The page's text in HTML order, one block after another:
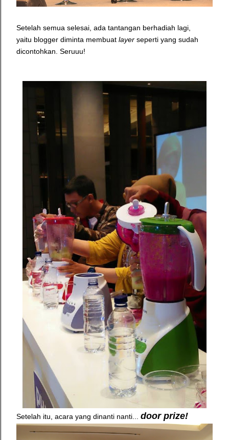
Setelah semua selesai, ada tantangan berhadiah lagi,
yaitu blogger diminta membuat layer seperti yang sudah
dicontohkan. Seruuu!
Setelah itu, acara yang dinanti nanti... door prize!